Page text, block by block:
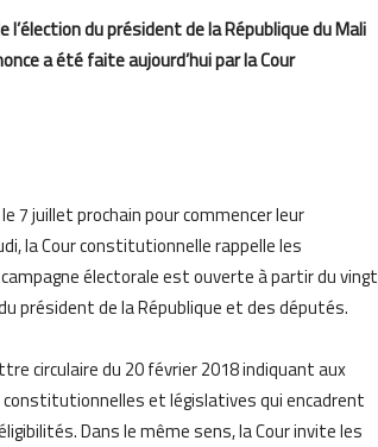
du président de la République du Mali
a été faite aujourd’hui par la Cour
7 juillet prochain pour commencer leur
la Cour constitutionnelle rappelle les
électorale est ouverte à partir du vingt
président de la République et des députés.
circulaire du 20 février 2018 indiquant aux
et législatives qui encadrent
Dans le même sens, la Cour invite les